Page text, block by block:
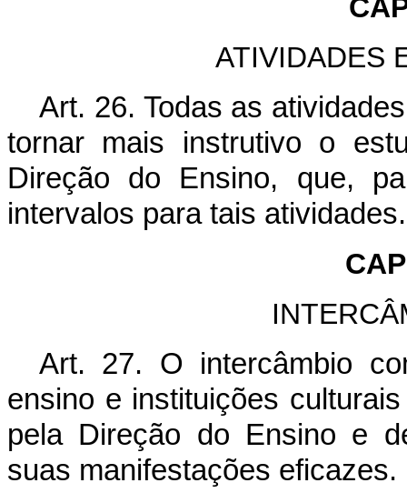
ATIVIDADES
Art. 26. Todas as
tornar mais instrutivo o
Direção do Ensino, que,
intervalos para tais atividades.
Art. 27. O intercâmbio
ensino e instituições
pela Direção do Ensino e
suas manifestações eficazes.